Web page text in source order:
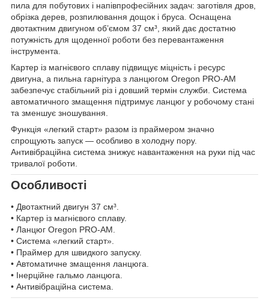
пила для побутових і напівпрофесійних задач: заготівля дров,
обрізка дерев, розпилювання дощок і бруса. Оснащена
двотактним двигуном об’ємом 37 см³, який дає достатню
потужність для щоденної роботи без перевантаження
інструмента.
Картер із магнієвого сплаву підвищує міцність і ресурс
двигуна, а пильна гарнітура з ланцюгом Oregon PRO-AM
забезпечує стабільний різ і довший термін служби. Система
автоматичного змащення підтримує ланцюг у робочому стані
та зменшує зношування.
Функція «легкий старт» разом із праймером значно
спрощують запуск — особливо в холодну пору.
Антивібраційна система знижує навантаження на руки під час
тривалої роботи.
Особливості
• Двотактний двигун 37 см³.
• Картер із магнієвого сплаву.
• Ланцюг Oregon PRO-AM.
• Система «легкий старт».
• Праймер для швидкого запуску.
• Автоматичне змащення ланцюга.
• Інерційне гальмо ланцюга.
• Антивібраційна система.